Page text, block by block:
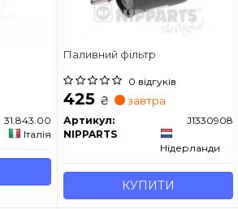
31.843.00
Італія
Паливний фільтр
0 відгуків
425 ₴ завтра
Артикул:
J1330908
NIPPARTS
Нідерланди
КУПИТИ